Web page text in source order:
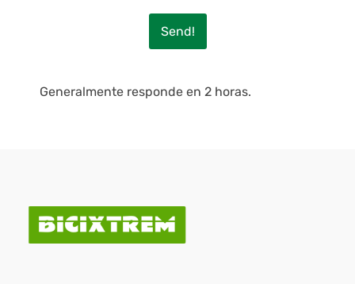
Send!
Generalmente responde en 2 horas.